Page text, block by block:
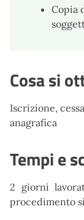
Copia
Cosa si
Iscrizione,
anagrafica
Tempi e
2 giorni
procedimento